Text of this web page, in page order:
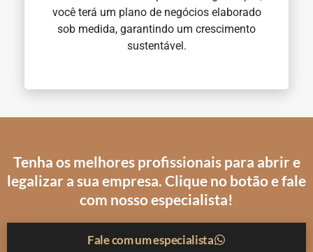
você terá um plano de negócios elaborado
sob medida, garantindo um crescimento
sustentável.
Tenha os melhores profissionais para abrir e
legalizar a sua empresa. Clique no botão e fale
com nosso especialista!
Fale com um especialista